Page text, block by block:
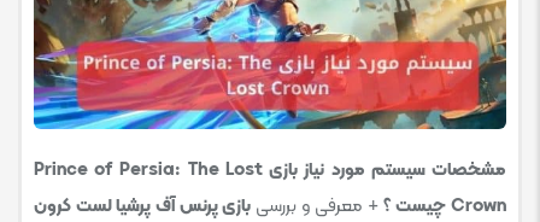
مشخصات سیستم مورد نیاز بازی Prince of Persia: The Lost
Crown چیست ؟
+ معرفی و بررسی بازی پرنس آف پرشیا لست کرون